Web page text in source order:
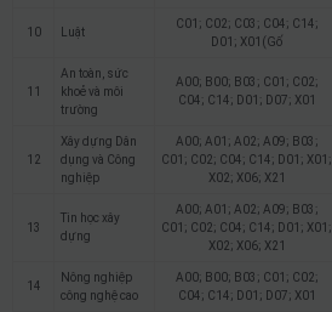
10 Luật
C01; C02; C03; C04; C14;
D01; X01(Gố
11
An toàn, sức
khoẻ và môi
trường
A00; B00; B03; C01; C02;
C04; C14; D01; D07; X01
12
Xây dựng Dân
dụng và Công
nghiệp
A00; A01; A02; A09; B03;
C01; C02; C04; C14; D01; X01;
X02; X06; X21
13
Tin học xây
dựng
A00; A01; A02; A09; B03;
C01; C02; C04; C14; D01; X01;
X02; X06; X21
14
Nông nghiệp
công nghệ cao
A00; B00; B03; C01; C02;
C04; C14; D01; D07; X01